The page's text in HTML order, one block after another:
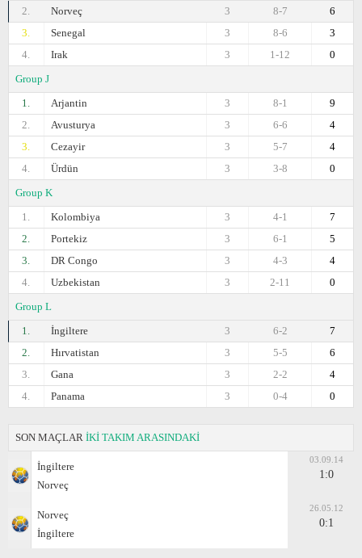
2.
Norveç 6
8-7
3
3.
Senegal 3
8-6
3
4.
Irak 0
1-12
3
Group J
1.
Arjantin 9
8-1
3
2.
Avusturya 4
6-6
3
3.
Cezayir 4
5-7
3
4.
Ürdün 0
3-8
3
Group K
1.
Kolombiya 7
4-1
3
2.
Portekiz 5
6-1
3
3.
DR Congo 4
4-3
3
4.
Uzbekistan 0
2-11
3
Group L
1.
İngiltere 7
6-2
3
2.
Hırvatistan 6
5-5
3
3.
Gana 4
2-2
3
4.
Panama 0
0-4
3
SON MAÇLAR İKİ TAKIM ARASINDAKİ
İngiltere
Norveç
03.09.14
1:0
Norveç
İngiltere
26.05.12
0:1